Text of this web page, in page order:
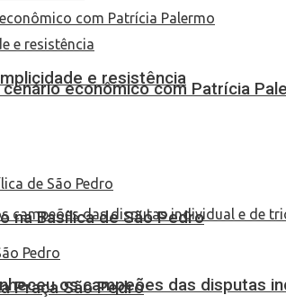
econômico com Patrícia
os campeões das disputas
e resistência
na Basílica de São Pedro
Praça São Pedro